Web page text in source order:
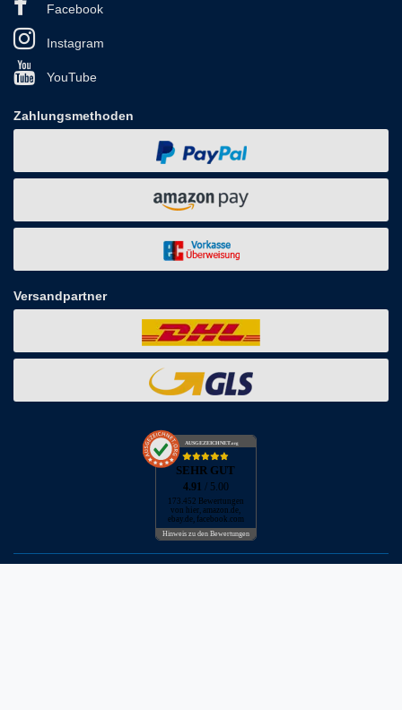
Facebook
Instagram
YouTube
Zahlungsmethoden
Versandpartner
AUSGEZEICHNET.org
SEHR GUT
4.91 / 5.00
173.452 Bewertungen
von hier, amazon.de,
ebay.de, facebook.com
Hinweis zu den Bewertungen